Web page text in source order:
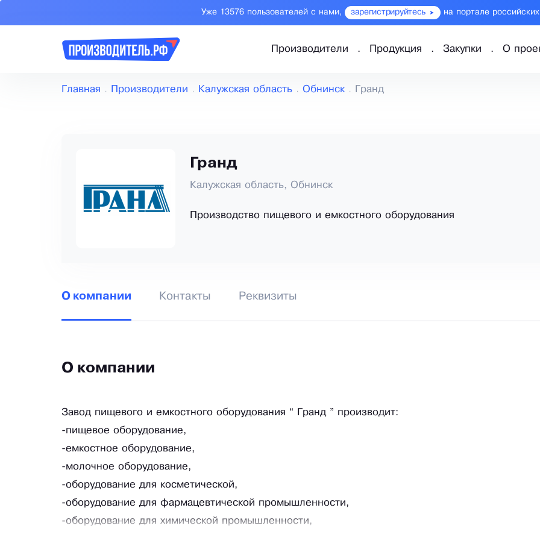
Уже 13576 пользователей с нами, зарегистрируйтесь на портале
Производители Продукция Закупки О
Главная Производители Калужская область Обнинск Гранд
Гранд
Калужская область, Обнинск
Производство пищевого и емкостного оборудования
О компании Контакты Реквизиты
О компании
Завод пищевого и емкостного оборудования “ Гранд ” производит:
-пищевое оборудование,
-емкостное оборудование,
-молочное оборудование,
-оборудование для косметической,
-оборудование для фармацевтической промышленности,
-оборудование для химической промышленности,